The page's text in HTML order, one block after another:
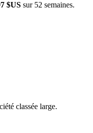
$US sur 52 semaines.
classée large.